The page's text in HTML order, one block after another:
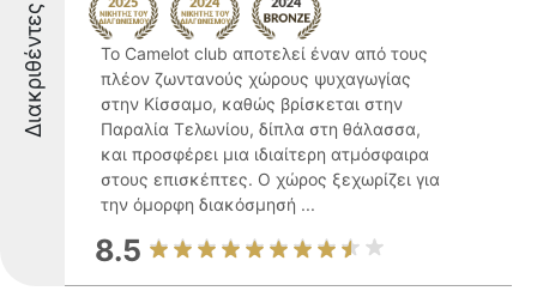
Διακριθέντες
Το Camelot club αποτελεί έναν από τους
πλέον ζωντανούς χώρους ψυχαγωγίας
στην Κίσσαμο, καθώς βρίσκεται στην
Παραλία Τελωνίου, δίπλα στη θάλασσα,
και προσφέρει μια ιδιαίτερη ατμόσφαιρα
στους επισκέπτες. Ο χώρος ξεχωρίζει για
την όμορφη διακόσμησή ...
8.5